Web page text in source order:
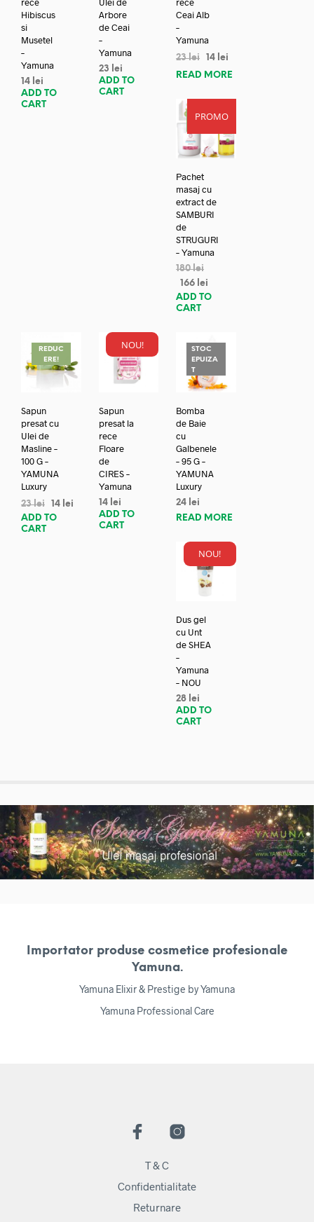
Hibiscus
si
Musetel
–
Yamuna
14 lei
ADD TO
CART
Arbore
de Ceai
–
Yamuna
23
lei
ADD TO
CART
Ceai Alb
–
Yamuna
23lei 14 lei
READ MORE
PROMO
REDUC
Pachet
masaj cu
extract de
SAMBURI
de
STRUGURI
– Yamuna
180lei
166 lei
ADD TO
CART
REDUC
ERE!
Sapun
presat cu
Ulei de
Masline –
100 G –
YAMUNA
Luxury
23lei 14 lei
ADD TO
CART
NOU!
Sapun
presat la
rece
Floare
de
CIRES –
Yamuna
14 lei
ADD TO
CART
STOC
EPUIZA
T
Bomba
de Baie
cu
Galbenele
– 95 G –
YAMUNA
Luxury
24 lei
READ MORE
NOU!
Dus gel
cu Unt
de SHEA
–
Yamuna
– NOU
28 lei
ADD TO
CART
Importator produse cosmetice profesionale
Yamuna.
Yamuna Elixir & Prestige by Yamuna
Yamuna Professional Care
T & C
Confidentialitate
Returnare